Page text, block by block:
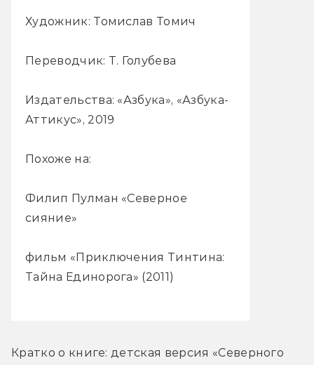
Художник: Томислав Томич
Переводчик: Т. Голубева
Издательства: «Азбука», «Азбука-
Аттикус», 2019
Похоже на:
Филип Пулман «Северное
сияние»
фильм «Приключения Тинтина:
Тайна Единорога» (2011)
Кратко о книге: детская версия «Северного